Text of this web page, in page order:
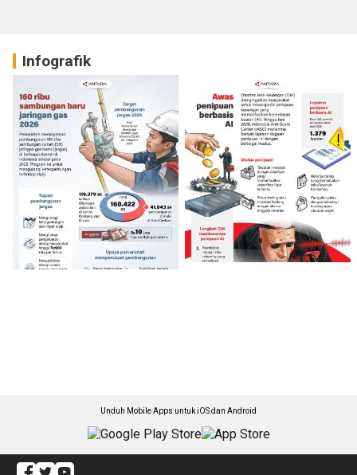
Infografik
Unduh Mobile Apps untuk iOS dan Android